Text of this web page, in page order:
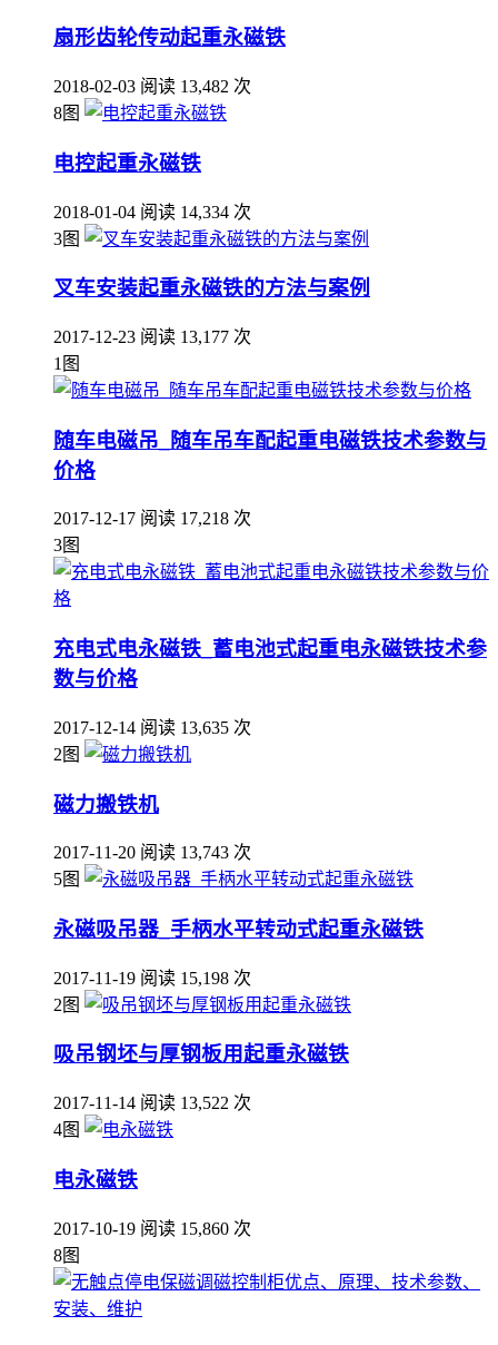
扇形齿轮传动起重永磁铁
2018-02-03 阅读 13,482 次
8图
电控起重永磁铁
2018-01-04 阅读 14,334 次
3图
叉车安装起重永磁铁的方法与案例
2017-12-23 阅读 13,177 次
1图
随车电磁吊_随车吊车配起重电磁铁技术参数与
价格
2017-12-17 阅读 17,218 次
3图
充电式电永磁铁_蓄电池式起重电永磁铁技术参
数与价格
2017-12-14 阅读 13,635 次
2图
磁力搬铁机
2017-11-20 阅读 13,743 次
5图
永磁吸吊器_手柄水平转动式起重永磁铁
2017-11-19 阅读 15,198 次
2图
吸吊钢坯与厚钢板用起重永磁铁
2017-11-14 阅读 13,522 次
4图
电永磁铁
2017-10-19 阅读 15,860 次
8图